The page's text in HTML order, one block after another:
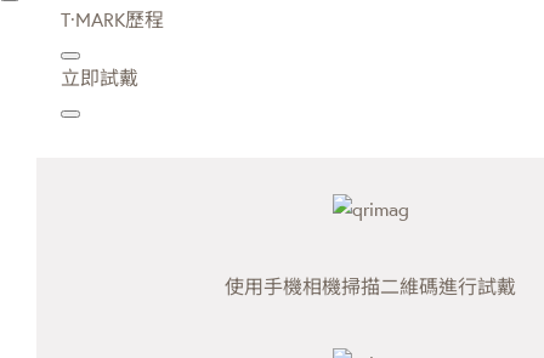
T·MARK歷程
立即試戴
使用手機相機掃描二維碼進行試戴